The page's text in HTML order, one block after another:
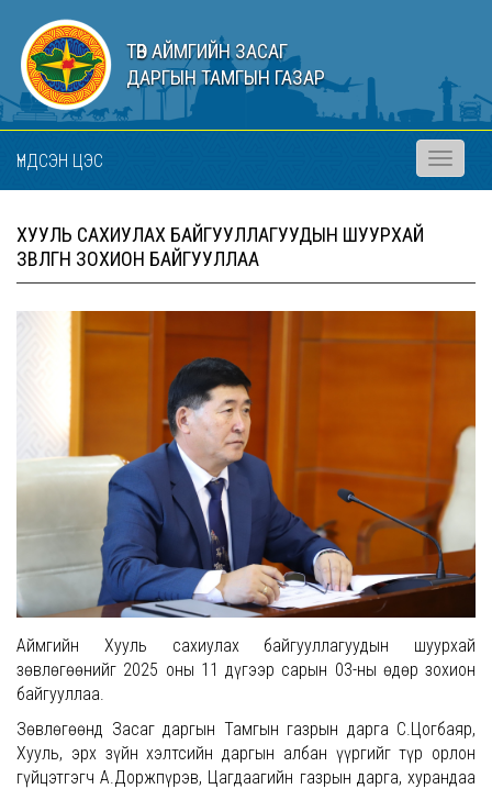
ТӨВ АЙМГИЙН ЗАСАГ
ДАРГЫН ТАМГЫН ГАЗАР
ҮНДСЭН ЦЭС
Toggle
ХУУЛЬ САХИУЛАХ БАЙГУУЛЛАГУУДЫН ШУУРХАЙ
ЗӨВЛӨГӨӨН ЗОХИОН БАЙГУУЛЛАА
Аймгийн Хууль сахиулах байгууллагуудын шуурхай
зөвлөгөөнийг 2025 оны 11 дүгээр сарын 03-ны өдөр зохион
байгууллаа.
Зөвлөгөөнд Засаг даргын Тамгын газрын дарга С.Цогбаяр,
Хууль, эрх зүйн хэлтсийн даргын албан үүргийг түр орлон
гүйцэтгэгч А.Доржпүрэв, Цагдаагийн газрын дарга, хурандаа